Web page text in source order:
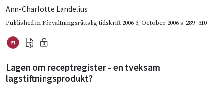
Ann-Charlotte Landelius
Published inFörvaltningsrättslig tidskrift 2006 3, October 2006s. 289–310
Lagen om receptregister - en tveksam
lagstiftningsprodukt?